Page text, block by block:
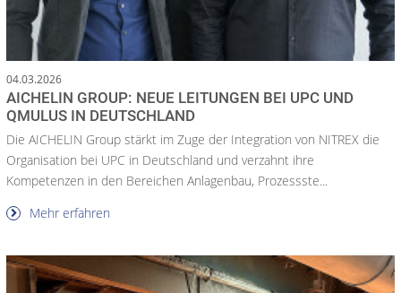
04.03.2026
AICHELIN GROUP: NEUE LEITUNGEN BEI UPC UND
QMULUS IN DEUTSCHLAND
Die AICHELIN Group stärkt im Zuge der Integration von NITREX die
Organisation bei UPC in Deutschland und verzahnt ihre
Kompetenzen in den Bereichen Anlagenbau, Prozessste...
Mehr erfahren